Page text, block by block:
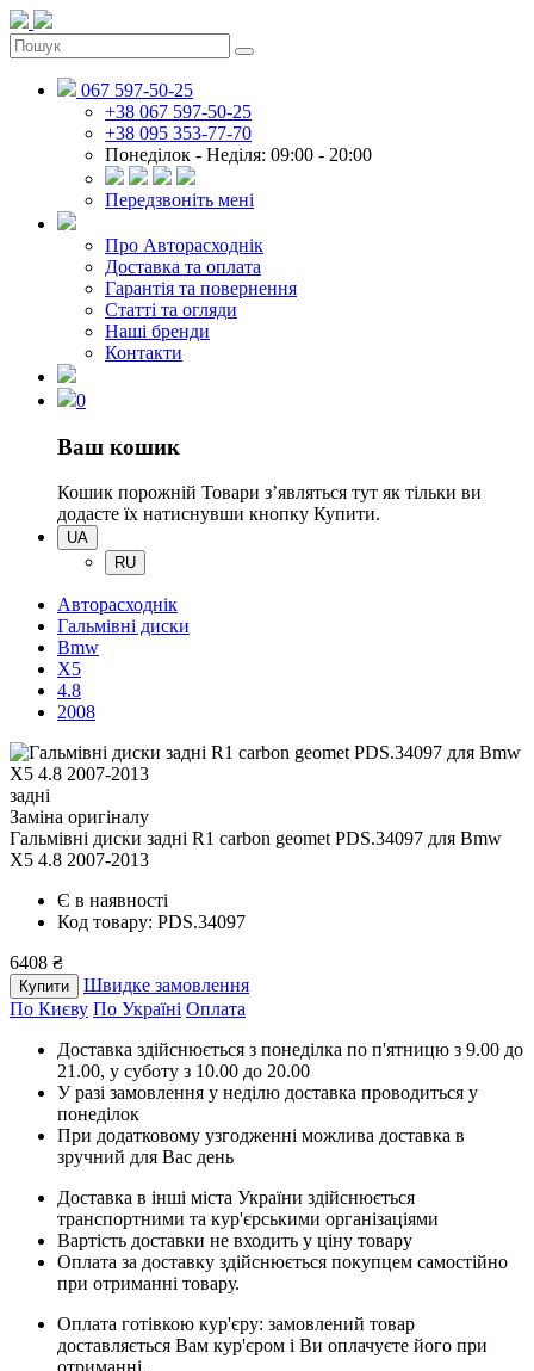
067 597-50-25
+38 067 597-50-25
+38 095 353-77-70
Понеділок - Неділя: 09:00 - 20:00
Передзвоніть мені
Про Авторасходнік
Доставка та оплата
Гарантія та повернення
Статті та огляди
Наші бренди
Контакти
0
Ваш кошик
Кошик порожній Товари зʼявляться тут як тільки ви
додасте їх натиснувши кнопку Купити.
UA
RU
Авторасходнік
Гальмівні диски
Bmw
X5
4.8
2008
задні
Заміна оригіналу
Гальмівні диски задні R1 carbon geomet PDS.34097 для Bmw
X5 4.8 2007-2013
Є в наявності
Код товару: PDS.34097
6408 ₴
Купити
Швидке замовлення
По Києву По Україні Оплата
Доставка здійснюється з понеділка по п'ятницю з 9.00 до
21.00, у суботу з 10.00 до 20.00
У разі замовлення у неділю доставка проводиться у
понеділок
При додатковому узгодженні можлива доставка в
зручний для Вас день
Доставка в інші міста України здійснюється
транспортними та кур'єрськими організаціями
Вартість доставки не входить у ціну товару
Оплата за доставку здійснюється покупцем самостійно
при отриманні товару.
Оплата готівкою кур'єру: замовлений товар
доставляється Вам кур'єром і Ви оплачуєте його при